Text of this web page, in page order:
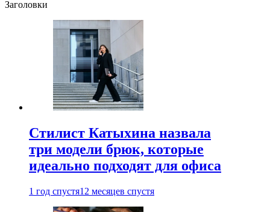
Заголовки
Стилист Катыхина назвала
три модели брюк, которые
идеально подходят для офиса
1 год спустя12 месяцев спустя